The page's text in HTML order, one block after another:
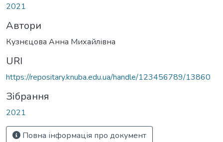
2021
Автори
Кузнєцова Анна Михайлівна
URI
https://repositary.knuba.edu.ua/handle/123456789/13860
Зібрання
2021
Повна інформація про документ